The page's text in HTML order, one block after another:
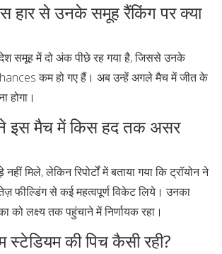
हार से उनके समूह रैंकिंग पर क्या
समूह में दो अंक पीछे रह गया है, जिससे उनके
कम हो गए हैं। अब उन्हें अगले मैच में जीत के
होगा।
ने इस मैच में किस हद तक असर
मिले, लेकिन रिपोर्टों में बताया गया कि ट्रॉयोन ने
फील्डिंग से कई महत्वपूर्ण विकेट लिये। उनका
को लक्ष्य तक पहुंचाने में निर्णायक रहा।
स्टेडियम की पिच कैसी रही?